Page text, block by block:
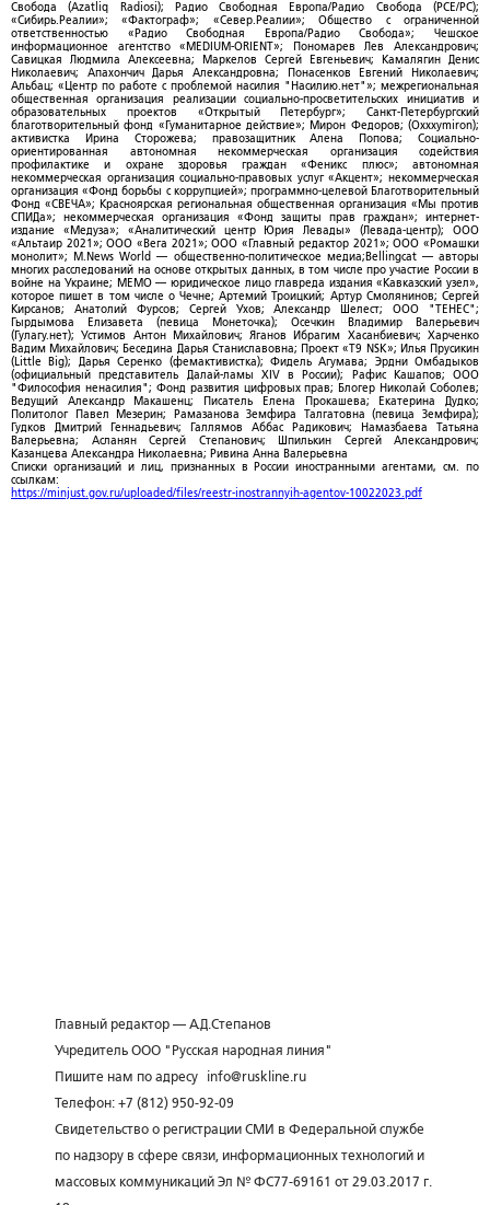
Свобода (Azatliq Radiosi); Радио Свободная Европа/Радио Свобода (PCE/PC);
«Сибирь.Реалии»; «Фактограф»; «Север.Реалии»; Общество с ограниченной
ответственностью «Радио Свободная Европа/Радио Свобода»; Чешское
информационное агентство «MEDIUM-ORIENT»; Пономарев Лев Александрович;
Савицкая Людмила Алексеевна; Маркелов Сергей Евгеньевич; Камалягин Денис
Николаевич; Апахончич Дарья Александровна; Понасенков Евгений Николаевич;
Альбац; «Центр по работе с проблемой насилия "Насилию.нет"»; межрегиональная
общественная организация реализации социально-просветительских инициатив и
образовательных проектов «Открытый Петербург»; Санкт-Петербургский
благотворительный фонд «Гуманитарное действие»; Мирон Федоров; (Oxxxymiron);
активистка Ирина Сторожева; правозащитник Алена Попова; Социально-
ориентированная автономная некоммерческая организация содействия
профилактике и охране здоровья граждан «Феникс плюс»; автономная
некоммерческая организация социально-правовых услуг «Акцент»; некоммерческая
организация «Фонд борьбы с коррупцией»; программно-целевой Благотворительный
Фонд «СВЕЧА»; Красноярская региональная общественная организация «Мы против
СПИДа»; некоммерческая организация «Фонд защиты прав граждан»; интернет-
издание «Медуза»; «Аналитический центр Юрия Левады» (Левада-центр); ООО
«Альтаир 2021»; ООО «Вега 2021»; ООО «Главный редактор 2021»; ООО «Ромашки
монолит»; M.News World — общественно-политическое медиа;Bellingcat — авторы
многих расследований на основе открытых данных, в том числе про участие России в
войне на Украине; МЕМО — юридическое лицо главреда издания «Кавказский узел»,
которое пишет в том числе о Чечне; Артемий Троицкий; Артур Смолянинов; Сергей
Кирсанов; Анатолий Фурсов; Сергей Ухов; Александр Шелест; ООО "ТЕНЕС";
Гырдымова Елизавета (певица Монеточка); Осечкин Владимир Валерьевич
(Гулагу.нет); Устимов Антон Михайлович; Яганов Ибрагим Хасанбиевич; Харченко
Вадим Михайлович; Беседина Дарья Станиславовна; Проект «T9 NSK»; Илья Прусикин
(Little Big); Дарья Серенко (фемактивистка); Фидель Агумава; Эрдни Омбадыков
(официальный представитель Далай-ламы XIV в России); Рафис Кашапов; ООО
"Философия ненасилия"; Фонд развития цифровых прав; Блогер Николай Соболев;
Ведущий Александр Макашенц; Писатель Елена Прокашева; Екатерина Дудко;
Политолог Павел Мезерин; Рамазанова Земфира Талгатовна (певица Земфира);
Гудков Дмитрий Геннадьевич; Галлямов Аббас Радикович; Намазбаева Татьяна
Валерьевна; Асланян Сергей Степанович; Шпилькин Сергей Александрович;
Казанцева Александра Николаевна; Ривина Анна Валерьевна
Списки организаций и лиц, признанных в России иностранными агентами, см. по
ссылкам:
https://minjust.gov.ru/uploaded/files/reestr-inostrannyih-agentov-10022023.pdf
Главный редактор — А.Д.Степанов
Учредитель ООО "Русская народная линия"
Пишите нам по адресу
info@ruskline.ru
Телефон: +7 (812) 950-92-09
Свидетельство о регистрации СМИ в Федеральной службе
по надзору в сфере связи, информационных технологий и
массовых коммуникаций Эл № ФС77-69161 от 29.03.2017 г.